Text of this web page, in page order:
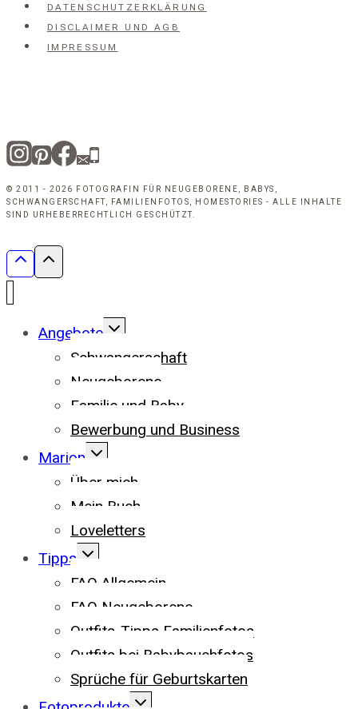
DATENSCHUTZERKLÄRUNG
DISCLAIMER UND AGB
IMPRESSUM
© 2011 - 2026 FOTOGRAFIN FÜR NEUGEBORENE, BABYS,
SCHWANGERSCHAFT, FAMILIENFOTOS, HOMESTORIES - ALLE INHALTE
SIND URHEBERRECHTLICH GESCHÜTZT.
Angebote UNTERMENÜ
UMSCHALTEN
Schwangerschaft
Neugeborene
Familie und Baby
Bewerbung und Business
Marion UNTERMENÜ
UMSCHALTEN
Über mich
Mein Buch
Loveletters
Tipps UNTERMENÜ
UMSCHALTEN
FAQ Allgemein
FAQ Neugeborene
Outfits-Tipps Familienfotos
Outfits bei Babybauchfotos
Sprüche für Geburtskarten
UNTERMENÜ